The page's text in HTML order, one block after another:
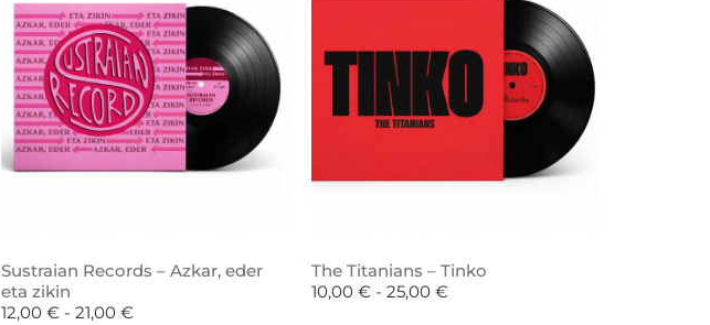
Sustraian Records – Azkar, eder
eta zikin
12,00 € - 21,00 €
The Titanians – Tinko
10,00 € - 25,00 €